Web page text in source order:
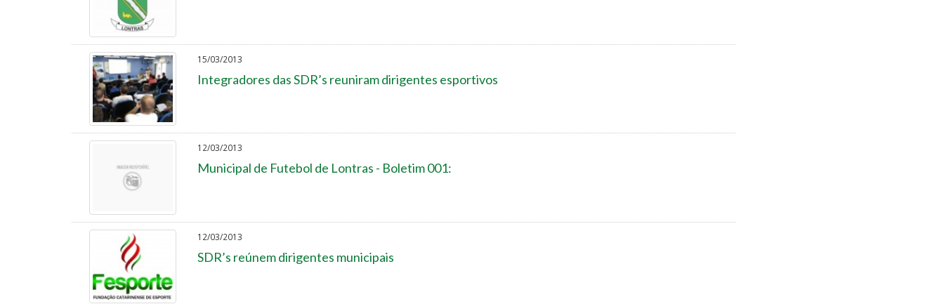
15/03/2013
Integradores das SDR’s reuniram dirigentes esportivos
12/03/2013
Municipal de Futebol de Lontras - Boletim 001:
12/03/2013
SDR’s reúnem dirigentes municipais